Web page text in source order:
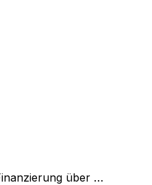
über …